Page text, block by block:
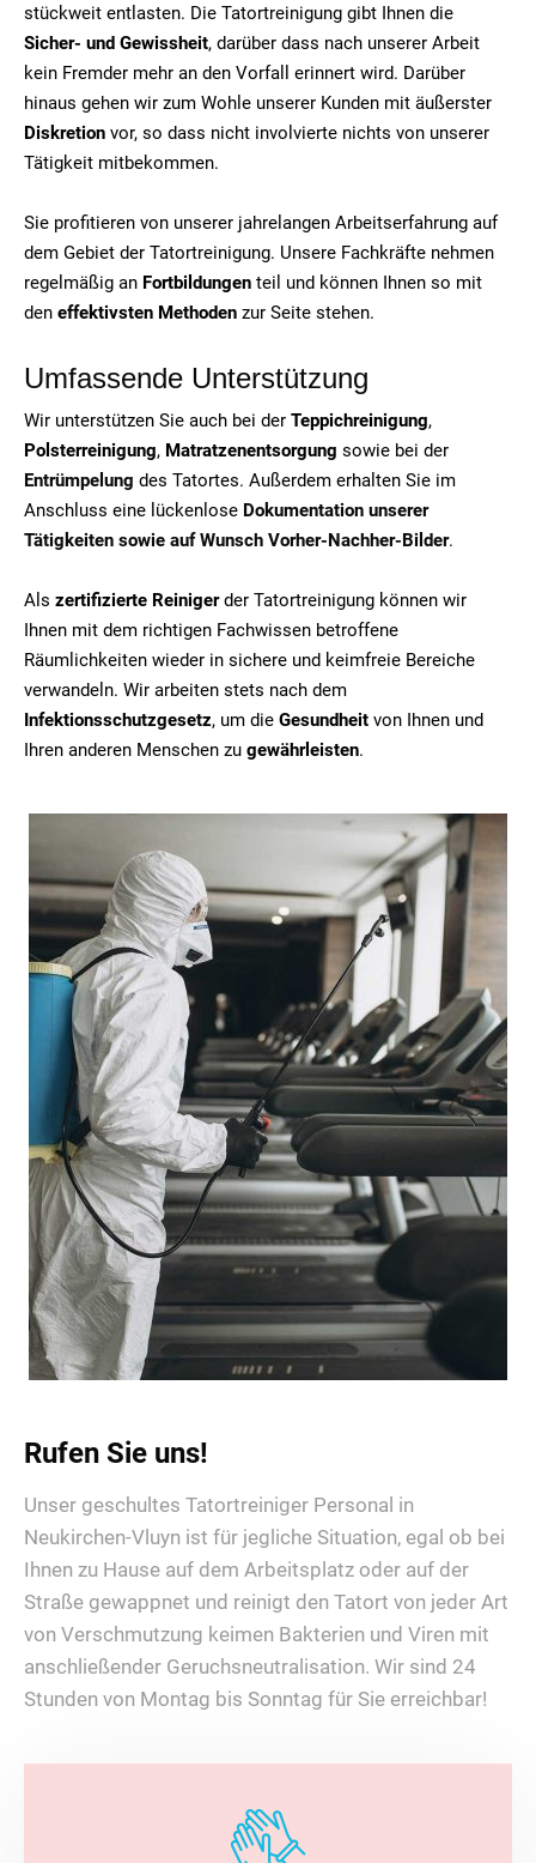
stückweit entlasten. Die Tatortreinigung gibt Ihnen die
Sicher- und Gewissheit, darüber dass nach unserer Arbeit
kein Fremder mehr an den Vorfall erinnert wird. Darüber
hinaus gehen wir zum Wohle unserer Kunden mit äußerster
Diskretion vor, so dass nicht involvierte nichts von unserer
Tätigkeit mitbekommen.
Sie profitieren von unserer jahrelangen Arbeitserfahrung auf
dem Gebiet der Tatortreinigung. Unsere Fachkräfte nehmen
regelmäßig an Fortbildungen teil und können Ihnen so mit
den effektivsten Methoden zur Seite stehen.
Umfassende Unterstützung
Wir unterstützen Sie auch bei der Teppichreinigung,
Polsterreinigung, Matratzenentsorgung sowie bei der
Entrümpelung des Tatortes. Außerdem erhalten Sie im
Anschluss eine lückenlose Dokumentation unserer
Tätigkeiten sowie auf Wunsch Vorher-Nachher-Bilder.
Als zertifizierte Reinigerder Tatortreinigung können wir
Ihnen mit dem richtigen Fachwissen betroffene
Räumlichkeiten wieder in sichere und keimfreie Bereiche
verwandeln. Wir arbeiten stets nach dem
Infektionsschutzgesetz, um die Gesundheit von Ihnen und
Ihren anderen Menschen zu gewährleisten.
Rufen Sie uns!
Unser geschultes Tatortreiniger Personal in
Neukirchen-Vluyn ist für jegliche Situation, egal ob bei
Ihnen zu Hause auf dem Arbeitsplatz oder auf der
Straße gewappnet und reinigt den Tatort von jeder Art
von Verschmutzung keimen Bakterien und Viren mit
anschließender Geruchsneutralisation. Wir sind 24
Stunden von Montag bis Sonntag für Sie erreichbar!